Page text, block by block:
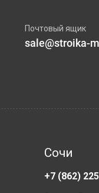
Почтовый ящик
sale@stroika-
Сочи
+7 (862)